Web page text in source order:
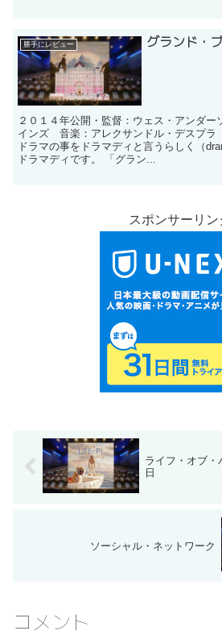
勝手にレビュー グランド・
２０１４年公開・監督：ウェス・アンダ
インズ 音楽：アレクサンドル・デスプラ
ドラマの事をドラマディと言うらしく（
ドラマディです。 「グラン...
スポンサーリン
ライフ・オブ・
日
ソーシャル・ネットワーク
コメント